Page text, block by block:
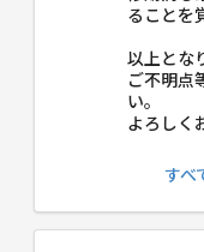
ることを
以上とな
ご不明点
い。
よろしく
すべ